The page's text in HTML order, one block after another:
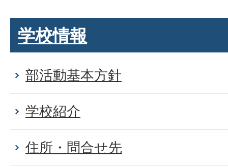
学校情報
部活動基本方針
学校紹介
住所・問合せ先